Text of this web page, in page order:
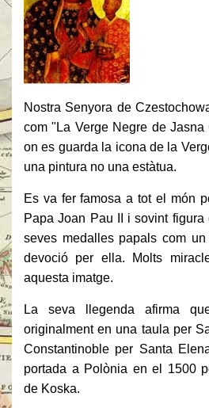
Nostra Senyora de
com "La Verge Negre de Jasna
on es guarda la icona de la
una pintura no una estàtua.
Es va fer famosa a tot el món
Papa Joan Pau II i sovint
seves medalles papals com
devoció per ella. Molts
aquesta imatge.
La seva llegenda afirma
originalment en una taula per
Constantinoble per Santa
portada a Polònia en el 1500
de Koska.